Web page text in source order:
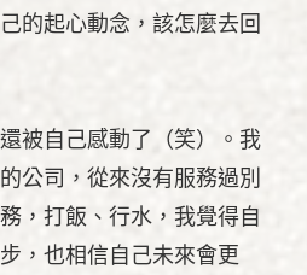
的起心動念，該怎麼去回
被自己感動了（笑）。我
公司，從來沒有服務過別
，打飯、行水，我覺得自
，也相信自己未來會更